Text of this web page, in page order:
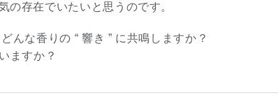
の存在でいたいと思うのです。
んな香りの “ 響き ” に共鳴しますか？
ますか？